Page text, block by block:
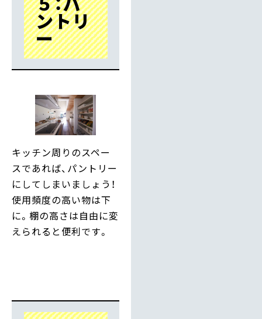
ントリ
ー
キッチン周りのスペー
スであれば、パントリー
にしてしまいましょう！
使用頻度の高い物は下
に。棚の高さは自由に変
えられると便利です。